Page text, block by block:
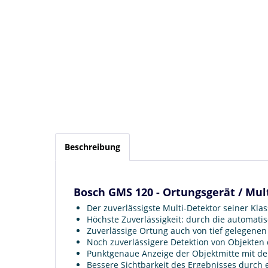
Beschreibung
Bosch GMS 120 - Ortungsgerät /
Der zuverlässigste Multi-Detektor seiner
Höchste Zuverlässigkeit: durch die
Zuverlässige Ortung auch von tief
Noch zuverlässigere Detektion von
Punktgenaue Anzeige der Objektmitte mit
Bessere Sichtbarkeit des Ergebnisses durch